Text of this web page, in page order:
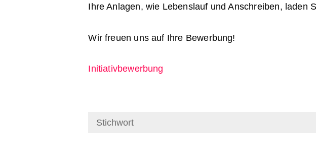
Ihre Anlagen, wie Lebenslauf und Anschreiben, laden
Wir freuen uns auf Ihre Bewerbung!
Initiativbewerbung